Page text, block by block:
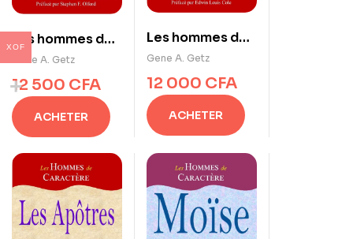
Les hommes de
caractère :
David :
Rechercher Dieu
fidèlement
Gene A. Getz
12 500 CFA
ACHETER
Les hommes de
caractère :
Joseph :
Surmonter les
obstacles grâce
à la fidélité
Gene A. Getz
12 000 CFA
ACHETER
XOF